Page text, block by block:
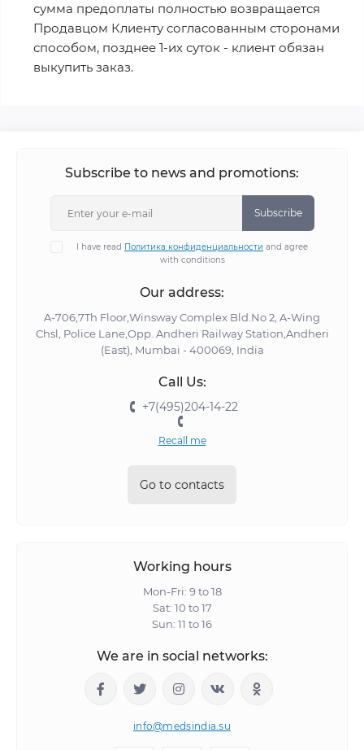
сумма предоплаты полностью возвращается
Продавцом Клиенту согласованным сторонами
способом, позднее 1-их суток - клиент обязан
выкупить заказ.
Subscribe to news and promotions:
Subscribe
I have read Политика конфиденциальности and agree
with conditions
Our address:
A-706,7Th Floor,Winsway Complex Bld.No 2, A-Wing
Chsl, Police Lane,Opp. Andheri Railway Station,Andheri
(East), Mumbai - 400069, India
Call Us:
+7(495)204-14-22
Recall me
Go to contacts
Working hours
Mon-Fri: 9 to 18
Sat: 10 to 17
Sun: 11 to 16
We are in social networks:
info@medsindia.su